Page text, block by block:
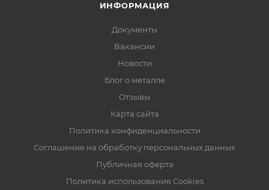
ИНФОРМАЦИЯ
Документы
Вакансии
Новости
Блог о металле
Отзывы
Карта сайта
Политика конфиденциальности
Соглашение на обработку персональных данных
Публичная оферта
Политика использования Cookies